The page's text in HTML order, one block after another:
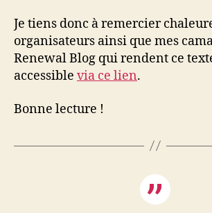
Je tiens donc à remercier
organisateurs ainsi que mes
Renewal Blog qui rendent ce
accessible via ce lien.
Bonne lecture !